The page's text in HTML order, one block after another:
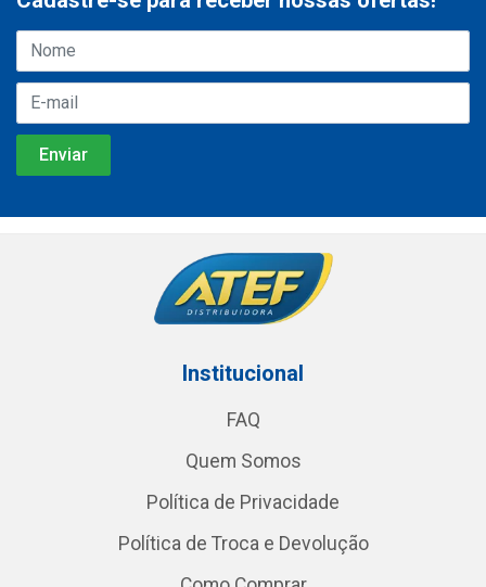
Institucional
FAQ
Quem Somos
Política de Privacidade
Política de Troca e Devolução